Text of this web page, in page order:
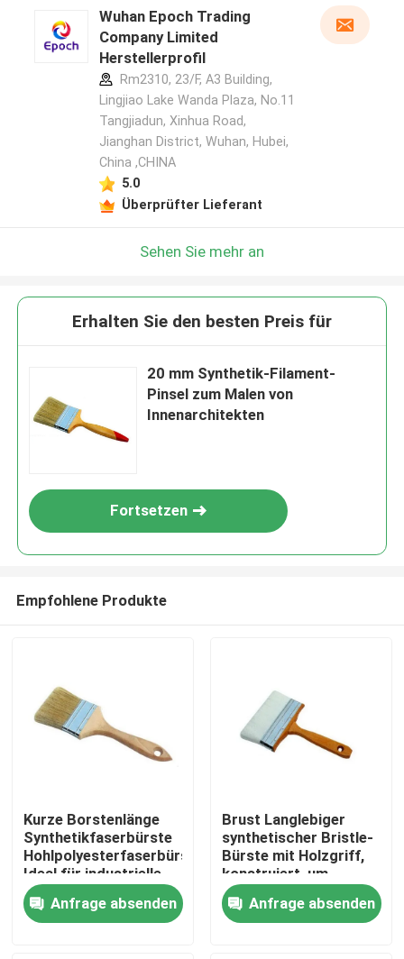
Startseite
Produkte
Wuhan Epoch Trading
Company Limited
Herstellerprofil
Rm2310, 23/F, A3 Building,
Lingjiao Lake Wanda Plaza, No.11
Tangjiadun, Xinhua Road,
Jianghan District, Wuhan, Hubei,
China ,CHINA
5.0
Überprüfter Lieferant
Sehen Sie mehr an
Erhalten Sie den besten Preis für
20 mm Synthetik-Filament-
Pinsel zum Malen von
Innenarchitekten
Fortsetzen
Empfohlene Produkte
Kurze Borstenlänge
Synthetikfaserbürste
Hohlpolyesterfaserbürste
Ideal für industrielle
Reinigungsanwendungen
Anfrage absenden
Brust Langlebiger
synthetischer Bristle-
Bürste mit Holzgriff,
konstruiert, um
strengen Reinigungs-
und
Wartungsaufgaben
Anfrage absenden